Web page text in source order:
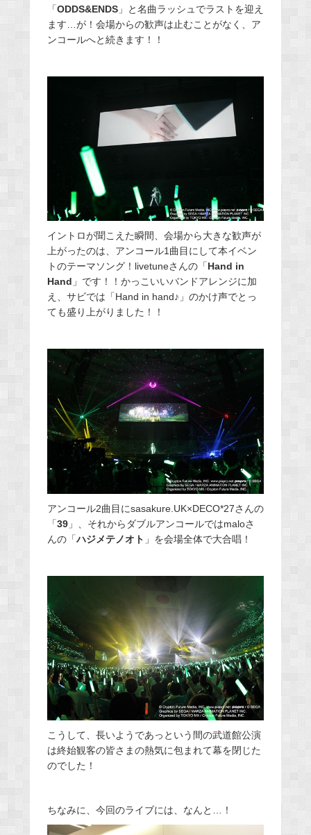
「ODDS&ENDS」と名曲ラッシュでラストを迎え
ます…が！会場からの歓声は止むことがなく、ア
ンコールへと続きます！！
イントロが聞こえた瞬間、会場から大きな歓声が
上がったのは、アンコール1曲目にして本イベン
トのテーマソング！livetuneさんの「Hand in
Hand 」です！！かっこいいバンドアレンジに加
え、サビでは「Hand in hand♪」のかけ声でとっ
ても盛り上がりました！！
アンコール2曲目にsasakure.UK×DECO*27さんの
「39」、それからダブルアンコールではmaloさ
んの「ハジメテノオト 」を会場全体で大合唱！
こうして、長いようであっという間の武道館公演
は終始観客の皆さまの熱気に包まれて幕を閉じた
のでした！
ちなみに、今回のライブには、なんと…！